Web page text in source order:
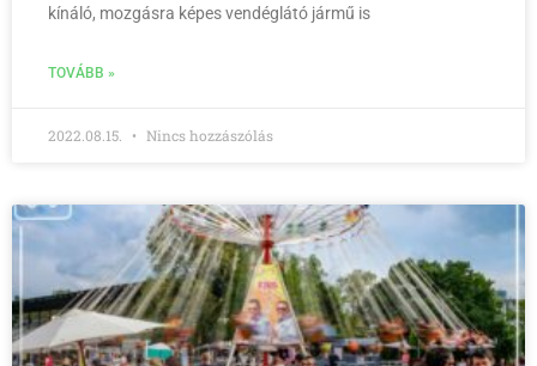
kínáló, mozgásra képes vendéglátó jármű is
TOVÁBB »
2022.08.15. Nincs hozzászólás